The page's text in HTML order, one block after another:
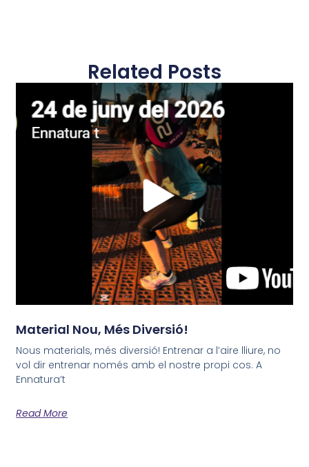
Related Posts
Material Nou, Més Diversió!
Nous materials, més diversió! Entrenar a l’aire lliure, no
vol dir entrenar només amb el nostre propi cos. A
Ennatura’t
Read More